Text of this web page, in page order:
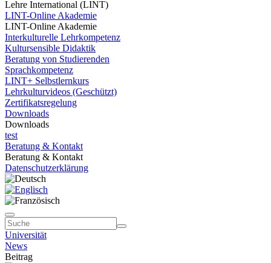
Lehre International (LINT)
LINT-Online Akademie
LINT-Online Akademie
Interkulturelle Lehrkompetenz
Kultursensible Didaktik
Beratung von Studierenden
Sprachkompetenz
LINT+ Selbstlernkurs
Lehrkulturvideos (Geschützt)
Zertifikatsregelung
Downloads
Downloads
test
Beratung & Kontakt
Beratung & Kontakt
Datenschutzerklärung
Universität
News
Beitrag